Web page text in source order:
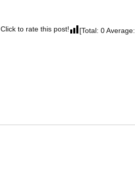
Click to rate this post! [Total: 0Average: